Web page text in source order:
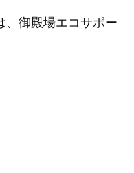
、御殿場エコサポー